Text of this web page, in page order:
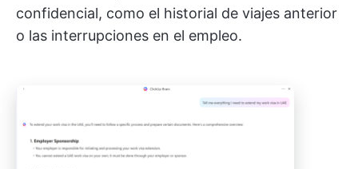
confidencial, como el historial de viajes anterior
o las interrupciones en el empleo.